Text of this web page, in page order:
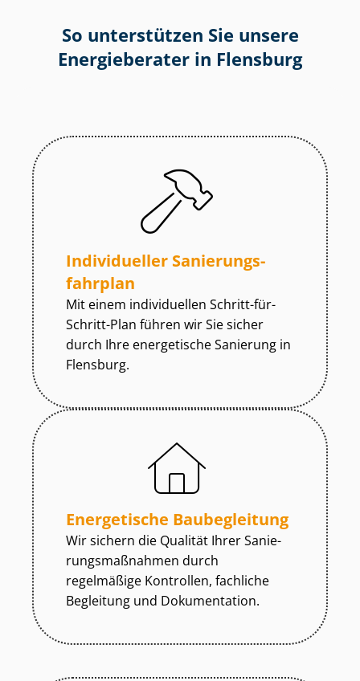
So unterstützen Sie unsere
Energieberater in Flensburg
Individueller Sa­nie­rungs­
fahr­plan
Mit einem individuellen Schritt-für-
Schritt-Plan führen wir Sie sicher
durch Ihre energetische Sanierung in
Flensburg.
Energetische Baubegleitung
Wir sichern die Qualität Ihrer Sa­nie­
rungs­maß­nah­men durch
regelmäßige Kontrollen, fachliche
Begleitung und Dokumentation.